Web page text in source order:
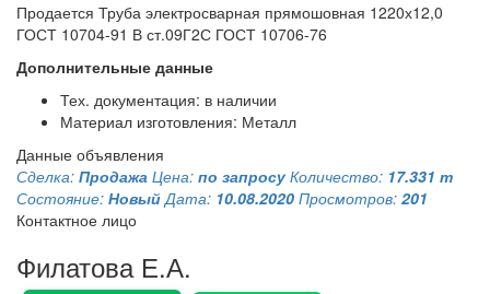
Продается Труба электросварная прямошовная 1220х12,0
ГОСТ 10704-91 В ст.09Г2С ГОСТ 10706-76
Дополнительные данные
Тех. документация: в наличии
Материал изготовления: Металл
Данные объявления
Сделка: Продажа Цена: по запросу Количество: 17.331 т
Состояние: Новый Дата: 10.08.2020 Просмотров: 201
Контактное лицо
Филатова Е.А.